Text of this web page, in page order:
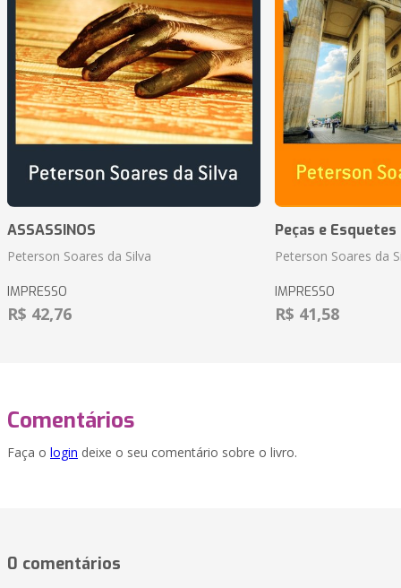
ASSASSINOS
Peterson Soares da Silva
IMPRESSO
R$ 42,76
Peças e
Peterson Soares da
IMPRESSO
R$ 41,58
Comentários
Faça o login deixe o seu comentário sobre o livro.
0 comentários